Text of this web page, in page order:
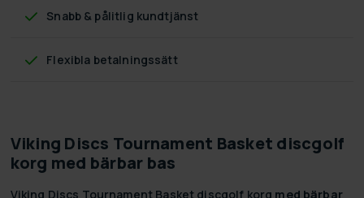
Snabb & pålitlig kundtjänst
Flexibla betalningssätt
Viking Discs Tournament Basket discgolf
korg med bärbar bas
Viking Discs Tournament Basket discgolf korg med bärbar